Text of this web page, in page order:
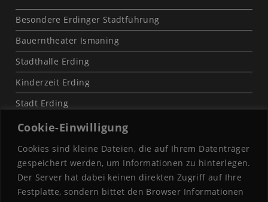
Cookie-Einwilligung
Cookies sind kleine Dateien, die auf Ihrem Datenträger
gespeichert werden, um Informationen zu hinterlegen.
Der Server hat dabei keinen direkten Zugriff auf Ihre
Festplatte, sondern bittet den Browser Informationen
Besondere Erdinger Stadtführung
Bauerntheater Ismaning
Stadthalle Erding
Kinderzeit Erding
Stadt Erding